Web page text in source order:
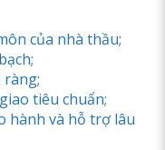
của nhà thầu;
ràng;
tiêu chuẩn;
hành và hỗ trợ lâu